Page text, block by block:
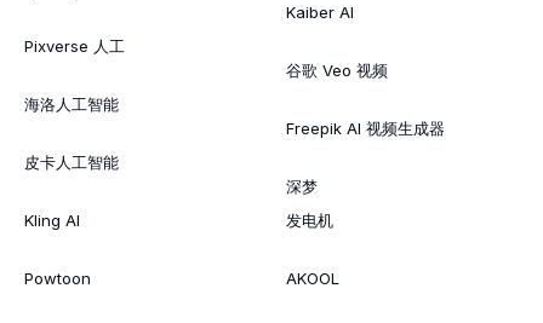
Pixverse 人工
海洛人工智能
皮卡人工智能
Kling AI
Powtoon
Kaiber AI
谷歌 Veo 视频
Freepik AI 视频生成器
深梦
发电机
AKOOL